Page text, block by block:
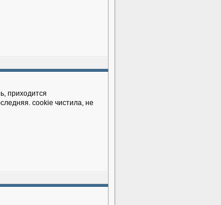
приходится
cookie чистила, не